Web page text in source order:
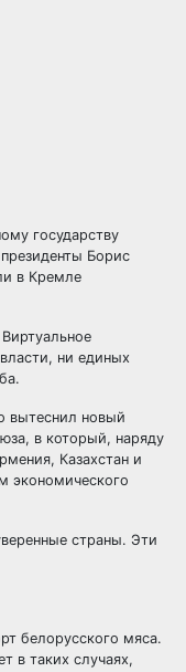
государству
Борис
в Кремле
власти, ни единых
вытеснил новый
в который, наряду
Казахстан и
экономического
страны. Эти
белорусского мяса.
в таких случаях,